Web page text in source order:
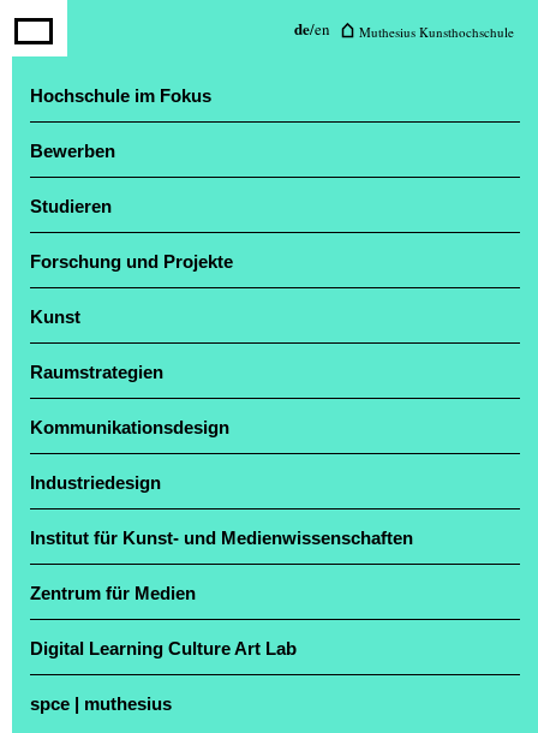
Muthesius Kunsthochschule
Jahresausstellung „Einblick / Ausblick“ zog
zahlreiche Besucher*innen an
de/en Muthesius Kunsthochschule
Hochschule im Fokus
Bewerben
Studieren
Forschung und Projekte
Kunst
Raumstrategien
Kommunikationsdesign
Industriedesign
Institut für Kunst- und Medienwissenschaften
Zentrum für Medien
Digital Learning Culture Art Lab
spce | muthesius